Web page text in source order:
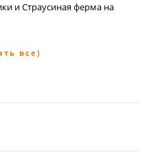
и Страусиная ферма на
все)